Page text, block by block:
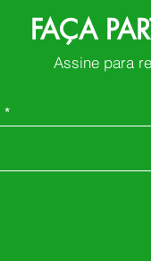
FAÇA
Assine para